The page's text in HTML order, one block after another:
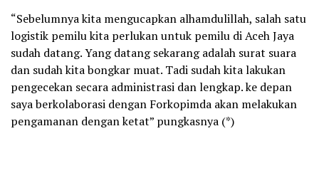
“Sebelumnya kita mengucapkan alhamdulillah, salah satu
logistik pemilu kita perlukan untuk pemilu di Aceh Jaya
sudah datang. Yang datang sekarang adalah surat suara
dan sudah kita bongkar muat. Tadi sudah kita lakukan
pengecekan secara administrasi dan lengkap. ke depan
saya berkolaborasi dengan Forkopimda akan melakukan
pengamanan dengan ketat” pungkasnya (*)